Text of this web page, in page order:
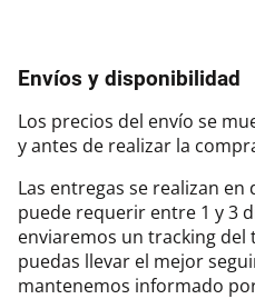
Envíos y disponibilidad
Los precios del envío se
y antes de realizar la
Las entregas se realizan en
puede requerir entre 1 y 3
enviaremos un tracking
puedas llevar el mejor
mantenemos informado